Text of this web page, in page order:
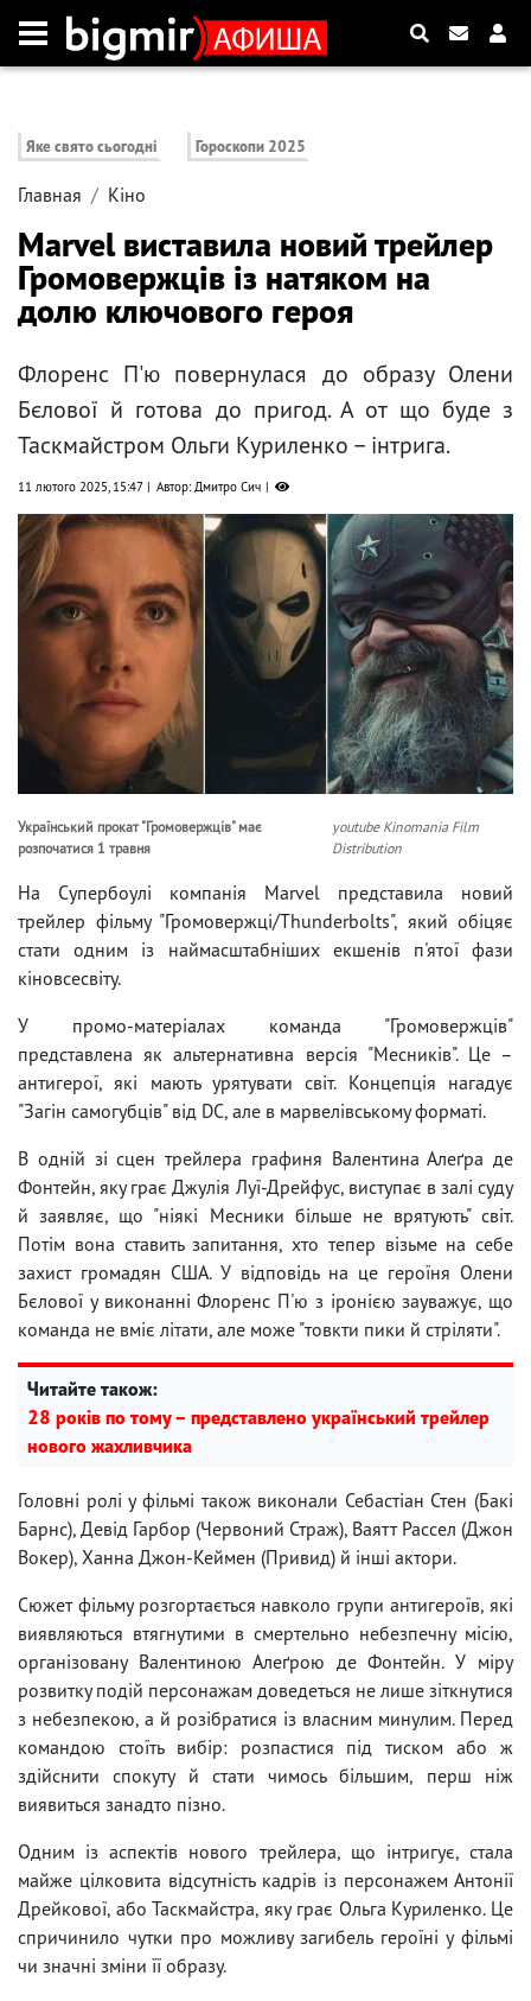
Яке свято сьогодні Гороскопи 2025
Главная Кіно
Marvel виставила новий трейлер
Громовержців із натяком на
долю ключового героя
Флоренс П'ю повернулася до образу Олени
Бєлової й готова до пригод. А от що буде з
Таскмайстром Ольги Куриленко – інтрига.
11 лютого 2025, 15:47 Автор: Дмитро Сич
Український прокат "Громовержців" має
розпочатися 1 травня
youtube Kinomania Film
Distribution
На Супербоулі компанія Marvel представила новий
трейлер фільму "Громовержці/Thunderbolts", який обіцяє
стати одним із наймасштабніших екшенів п'ятої фази
кіновсесвіту.
У промо-матеріалах команда "Громовержців"
представлена як альтернативна версія "Месників". Це –
антигерої, які мають урятувати світ. Концепція нагадує
"Загін самогубців" від DC, але в марвелівському форматі.
В одній зі сцен трейлера графиня Валентина Алеґра де
Фонтейн, яку грає Джулія Луї-Дрейфус, виступає в залі суду
й заявляє, що "ніякі Месники більше не врятують" світ.
Потім вона ставить запитання, хто тепер візьме на себе
захист громадян США. У відповідь на це героїня Олени
Бєлової у виконанні Флоренс П'ю з іронією зауважує, що
команда не вміє літати, але може "товкти пики й стріляти".
Читайте також:
28 років по тому – представлено український трейлер
нового жахливчика
Головні ролі у фільмі також виконали Себастіан Стен (Бакі
Барнс), Девід Гарбор (Червоний Страж), Ваятт Рассел (Джон
Вокер), Ханна Джон-Кеймен (Привид) й інші актори.
Сюжет фільму розгортається навколо групи антигероїв, які
виявляються втягнутими в смертельно небезпечну місію,
організовану Валентиною Алеґрою де Фонтейн. У міру
розвитку подій персонажам доведеться не лише зіткнутися
з небезпекою, а й розібратися із власним минулим. Перед
командою стоїть вибір: розпастися під тиском або ж
здійснити спокуту й стати чимось більшим, перш ніж
виявиться занадто пізно.
Одним із аспектів нового трейлера, що інтригує, стала
майже цілковита відсутність кадрів із персонажем Антонії
Дрейкової, або Таскмайстра, яку грає Ольга Куриленко. Це
спричинило чутки про можливу загибель героїні у фільмі
чи значні зміни її образу.